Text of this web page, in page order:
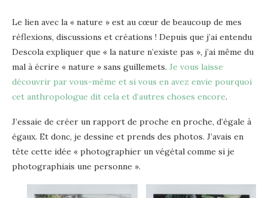
Le lien avec la « nature » est au cœur de beaucoup de mes
réflexions, discussions et créations ! Depuis que j’ai entendu
Descola expliquer que « la nature n’existe pas », j’ai même du
mal à écrire « nature » sans guillemets. Je vous laisse
découvrir par vous-même et si vous en avez envie pourquoi
cet anthropologue dit cela et d’autres choses encore.
J’essaie de créer un rapport de proche en proche, d’égale à
égaux. Et donc, je dessine et prends des photos. J’avais en
tête cette idée « photographier un végétal comme si je
photographiais une personne ».